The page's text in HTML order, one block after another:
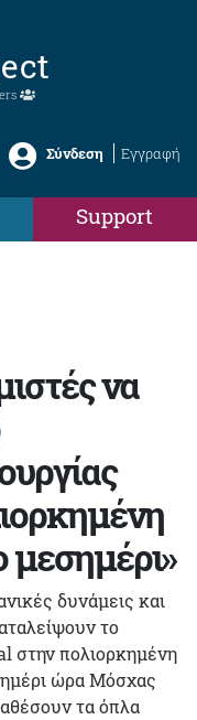
Σύνδεση Εγγραφή
Support
να
δυνάμεις και
το
στην πολιορκημένη
ώρα Μόσχας
τα όπλα